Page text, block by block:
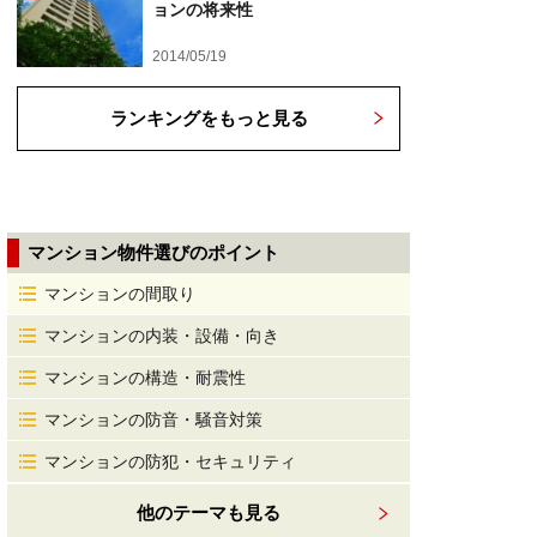
ョンの将来性
2014/05/19
ランキングをもっと見る
マンション物件選びのポイント
マンションの間取り
マンションの内装・設備・向き
マンションの構造・耐震性
マンションの防音・騒音対策
マンションの防犯・セキュリティ
他のテーマも見る